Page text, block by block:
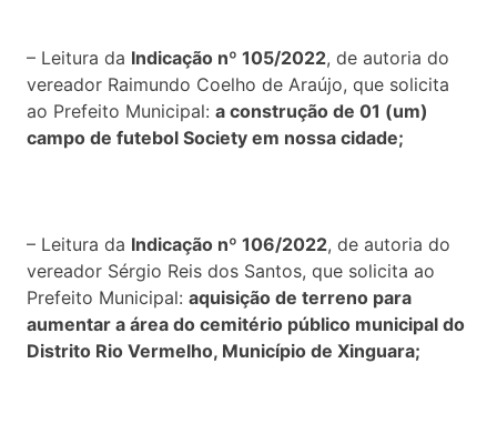
– Leitura da Indicação nº 105/2022, de autoria do
vereador Raimundo Coelho de Araújo, que solicita
ao Prefeito Municipal: a construção de 01 (um)
campo de futebol Society em nossa cidade;
– Leitura da Indicação nº 106/2022, de autoria do
vereador Sérgio Reis dos Santos, que solicita ao
Prefeito Municipal: aquisição de terreno para
aumentar a área do cemitério público municipal do
Distrito Rio Vermelho, Município de Xinguara;